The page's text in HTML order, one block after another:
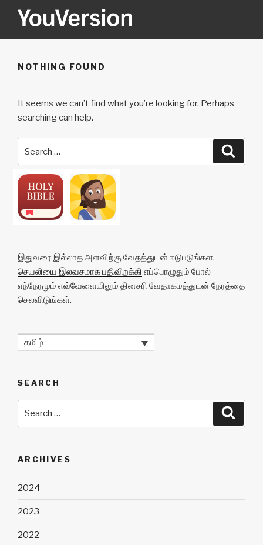
YOUVERSION
NOTHING FOUND
It seems we can’t find what you’re looking for. Perhaps
searching can help.
இதுவரை இல்லாத அளவிற்கு வேதத்துடன் ஈடுபடுங்கள.
செயலியை இலவசமாக பதிவிறக்கி எப்பொழுதும் போல்
எந்நேரமும் எவ்வேளையிலும் தினசரி வேதாகமத்துடன் நேரத்தை
செலவிடுங்கள்.
தமிழ்
SEARCH
ARCHIVES
2024
2023
2022